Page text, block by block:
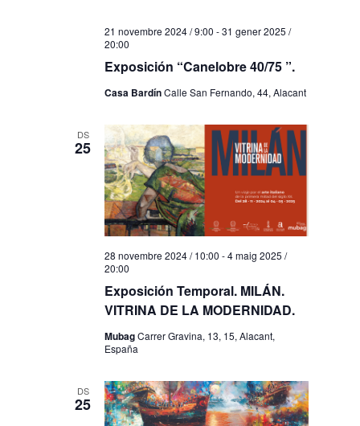
Exposición “Canelobre 40/75 ”.
21 novembre 2024 / 9:00 -31 gener 2025 /
20:00
Casa BardínCalle San Fernando, 44, Alacant
DS
25
Exposición Temporal. MILÁN.
VITRINA DE LA MODERNIDAD.
28 novembre 2024 / 10:00 -4 maig 2025 /
20:00
MubagCarrer Gravina, 13, 15, Alacant,
España
DS
25